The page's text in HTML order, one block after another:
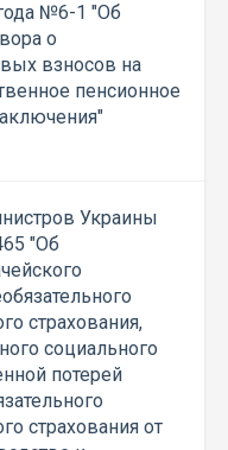
№6-1 "Об
о
взносов на
пенсионное
Украины
"Об
страхования,
социального
потерей
страхования от